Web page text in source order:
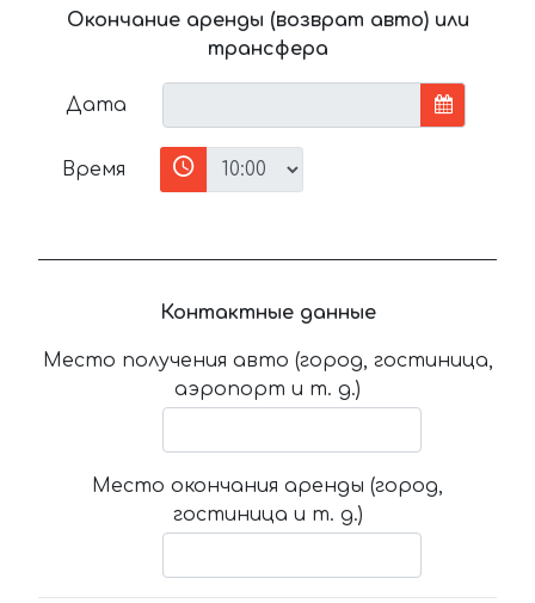
Окончание аренды (возврат авто) или
трансфера
Дата
Время
Контактные данные
Место получения авто (город, гостиница,
аэропорт и т. д.)
Место окончания аренды (город,
гостиница и т. д.)